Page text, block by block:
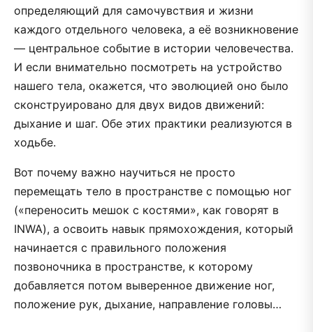
определяющий для самочувствия и жизни
каждого отдельного человека, а её возникновение
— центральное событие в истории человечества.
И если внимательно посмотреть на устройство
нашего тела, окажется, что эволюцией оно было
сконструировано для двух видов движений:
дыхание и шаг. Обе этих практики реализуются в
ходьбе.
Вот почему важно научиться не просто
перемещать тело в пространстве с помощью ног
(«переносить мешок с костями», как говорят в
INWA), а освоить навык прямохождения, который
начинается с правильного положения
позвоночника в пространстве, к которому
добавляется потом выверенное движение ног,
положение рук, дыхание, направление головы…